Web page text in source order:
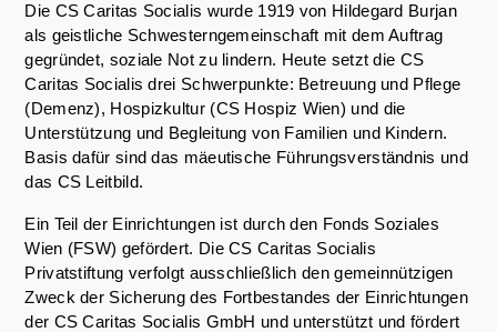
Die CS Caritas Socialis wurde 1919 von Hildegard Burjan
als geistliche Schwesterngemeinschaft mit dem Auftrag
gegründet, soziale Not zu lindern. Heute setzt die CS
Caritas Socialis drei Schwerpunkte: Betreuung und Pflege
(Demenz), Hospizkultur (CS Hospiz Wien) und die
Unterstützung und Begleitung von Familien und Kindern.
Basis dafür sind das mäeutische Führungsverständnis und
das CS Leitbild.
Ein Teil der Einrichtungen ist durch den Fonds Soziales
Wien (FSW) gefördert. Die CS Caritas Socialis
Privatstiftung verfolgt ausschließlich den gemeinnützigen
Zweck der Sicherung des Fortbestandes der Einrichtungen
der CS Caritas Socialis GmbH und unterstützt und fördert